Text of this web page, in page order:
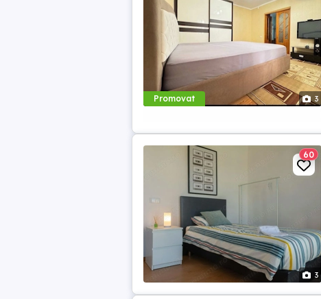
Promovat 3
3
60